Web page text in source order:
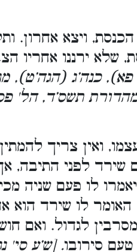
ויצא אחרון.
שלא ירננו אחריו
כנה’ג (הגה’ט),
תשס’ד, הל'
ואין צריך
שירד לפני התיבה,
לו פעם שניה
לו שירד הוא
לגדול. ואם
סירובו. [ש’ע סי'